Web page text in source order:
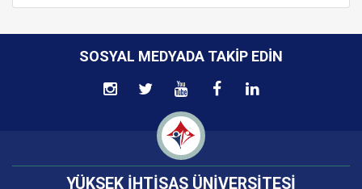
SOSYAL MEDYADA TAKIP EDIN
YÜKSEK İHTİSAS ÜNİVERSİTESİ